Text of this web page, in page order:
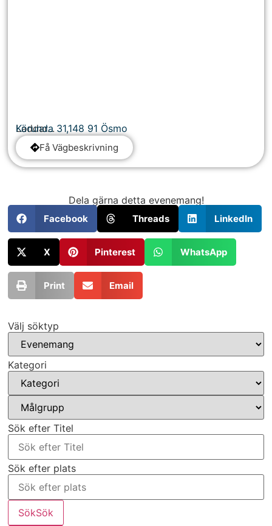
Laddar...
Körunda 31,148 91 Ösmo
Få Vägbeskrivning
Dela gärna detta evenemang!
Facebook Threads LinkedIn
X Pinterest WhatsApp
Print Email
Välj söktyp
Kategori
Sök efter Titel
Sök efter plats
SökSök